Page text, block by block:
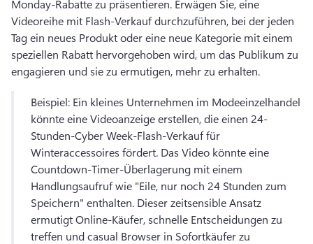
Monday-Rabatte zu präsentieren. Erwägen Sie, eine
Videoreihe mit Flash-Verkauf durchzuführen, bei der jeden
Tag ein neues Produkt oder eine neue Kategorie mit einem
speziellen Rabatt hervorgehoben wird, um das Publikum zu
engagieren und sie zu ermutigen, mehr zu erhalten.
Beispiel: Ein kleines Unternehmen im Modeeinzelhandel
könnte eine Videoanzeige erstellen, die einen 24-
Stunden-Cyber Week-Flash-Verkauf für
Winteraccessoires fördert. Das Video könnte eine
Countdown-Timer-Überlagerung mit einem
Handlungsaufruf wie "Eile, nur noch 24 Stunden zum
Speichern" enthalten. Dieser zeitsensible Ansatz
ermutigt Online-Käufer, schnelle Entscheidungen zu
treffen und casual Browser in Sofortkäufer zu